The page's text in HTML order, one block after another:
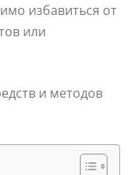
избавиться от
или